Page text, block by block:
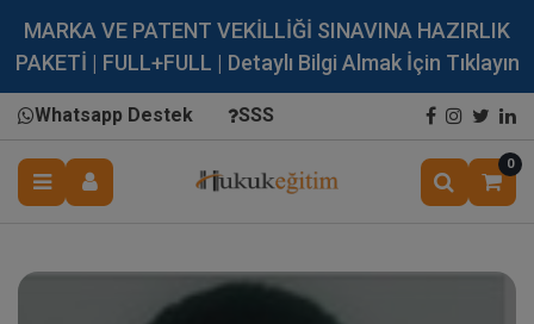
MARKA VE PATENT VEKİLLİĞİ SINAVINA HAZIRLIK
PAKETİ | FULL+FULL | Detaylı Bilgi Almak İçin Tıklayın
Whatsapp Destek SSS
0